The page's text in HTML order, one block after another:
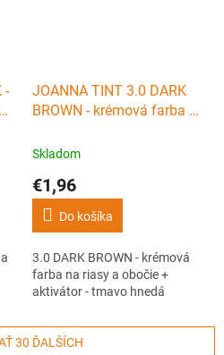
-
JOANNA TINT 3.0 DARK
BROWN - krémová farba na
tmavo hnedá
Skladom
€1,96
Do košíka
3.0 DARK BROWN - krémová
farba na riasy a obočie +
aktivátor - tmavo hnedá
30 ĎALŠÍCH